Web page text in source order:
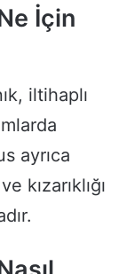
İçin
iltihaplı
ayrıca
kızarıklığı